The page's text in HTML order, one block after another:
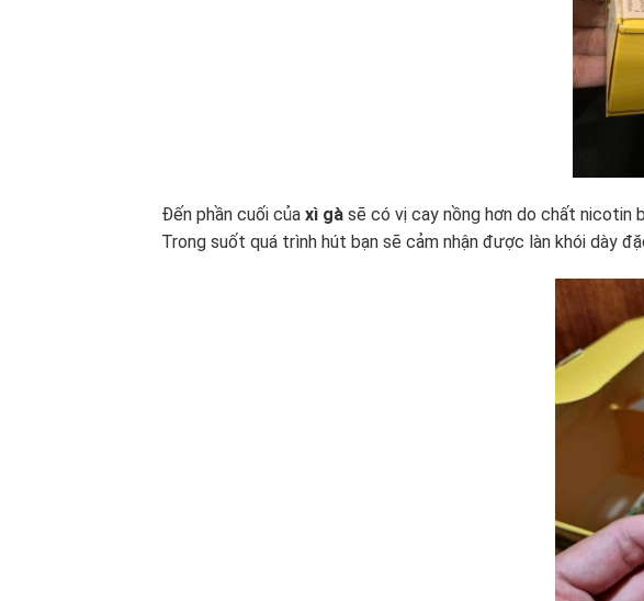
Đến phần cuối của xì gà sẽ có vị cay nồng hơn do chất nicotin
Trong suốt quá trình hút bạn sẽ cảm nhận được làn khói dày